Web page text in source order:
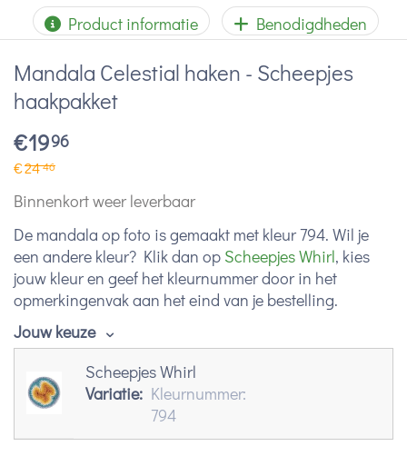
Product informatie Benodigdheden
Mandala Celestial haken - Scheepjes
haakpakket
€1996
€2446
Binnenkort weer leverbaar
De mandala op foto is gemaakt met kleur 794. Wil je
een andere kleur? Klik dan op Scheepjes Whirl, kies
jouw kleur en geef het kleurnummer door in het
opmerkingenvak aan het eind van je bestelling.
Jouw keuze
Scheepjes Whirl
Variatie: Kleurnummer:
794